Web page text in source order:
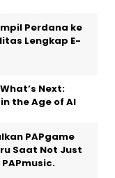
Perdana ke
Lengkap E-
Next:
the Age of AI
PAPgame
Saat Not Just